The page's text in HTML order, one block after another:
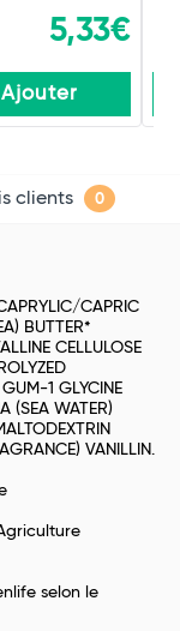
5,33€
Ajouter
clients 0
CAPRIC
BUTTER*
CELLULOSE
1 GLYCINE
(SEA WATER)
VANILLIN.
selon le